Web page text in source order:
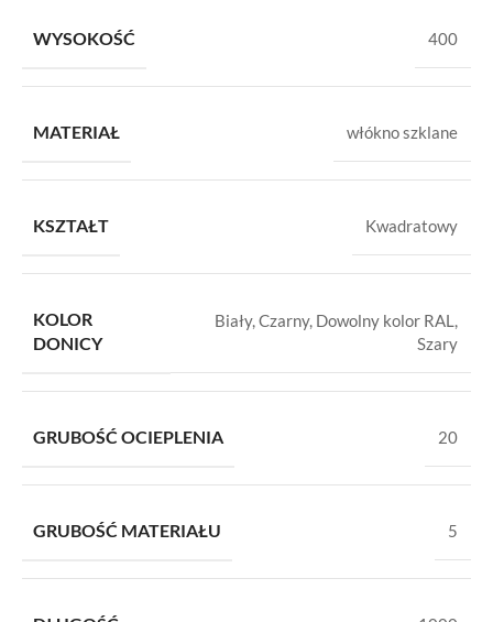
WYSOKOŚĆ 400
MATERIAŁ włókno szklane
KSZTAŁT Kwadratowy
KOLOR
DONICY
Biały,Czarny, Dowolny kolor RAL,
Szary
GRUBOŚĆ OCIEPLENIA 20
GRUBOŚĆ MATERIAŁU 5